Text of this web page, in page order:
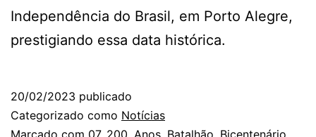
Independência do Brasil, em Porto Alegre,
prestigiando essa data histórica.
20/02/2023 publicado
Categorizado como Notícias
Marcado com 07, 200 Anos Batalhão Bicentenário